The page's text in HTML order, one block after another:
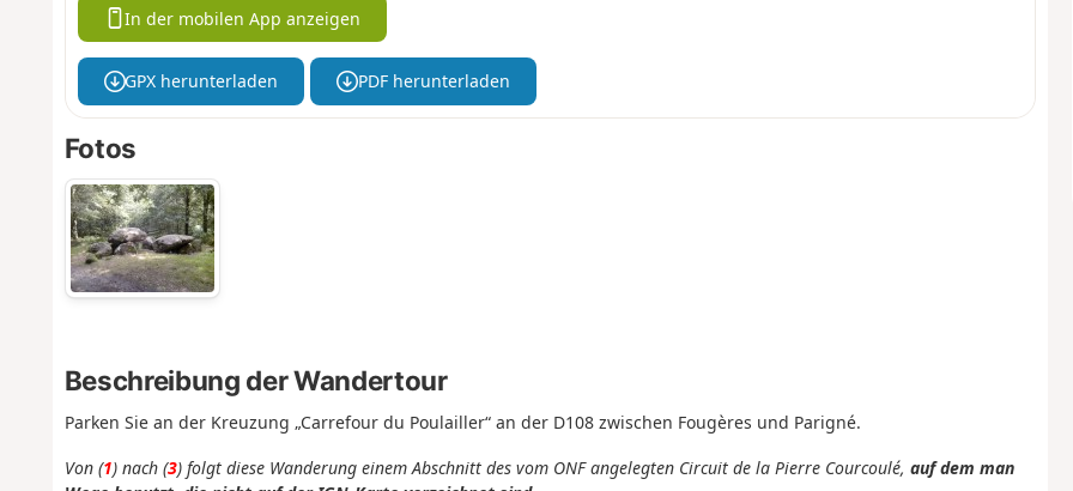
In der mobilen App anzeigen
GPX herunterladen PDF herunterladen
Fotos
Beschreibung der Wandertour
Parken Sie an der Kreuzung „Carrefour du Poulailler“ an der D108 zwischen Fougères und Parigné.
Von (1) nach (3) folgt diese Wanderung einem Abschnitt des vom ONF angelegten Circuit de la Pierre Courcoulé, auf dem man